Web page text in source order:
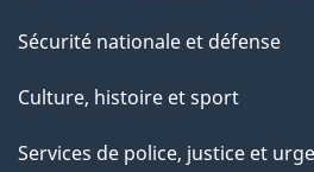
Sécurité nationale et défense
Culture, histoire et sport
Services de police, justice et